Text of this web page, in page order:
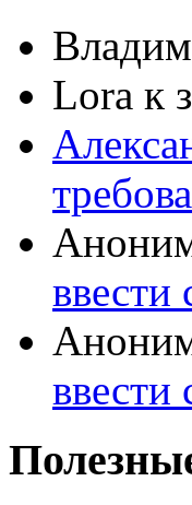
Lora к
ввести
ввести